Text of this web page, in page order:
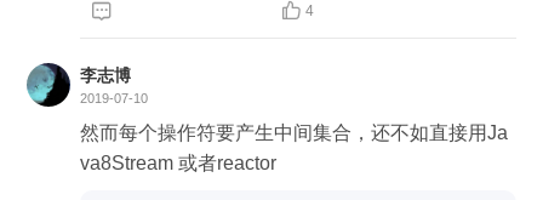
  4
李志博
2019-07-10
然而每个操作符要产生中间集合，还不如直接用Ja
va8Stream 或者reactor